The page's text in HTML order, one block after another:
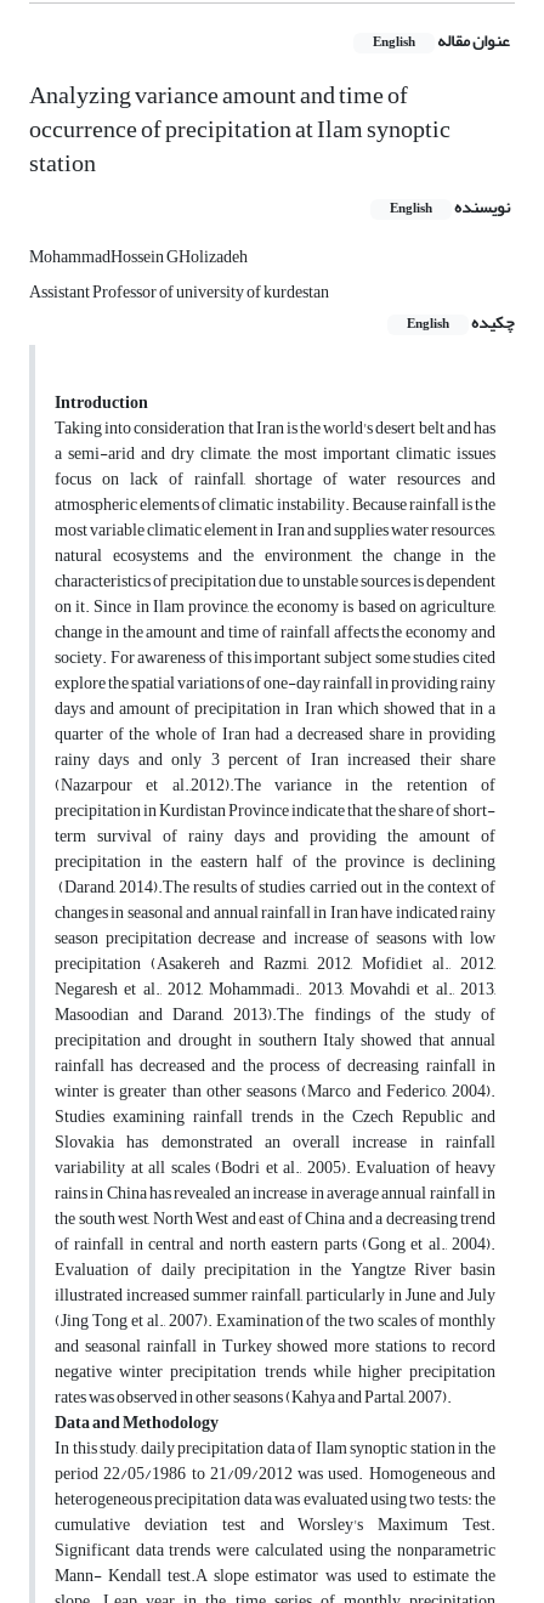
عنوان مقاله English
Analyzing variance amount and time of
occurrence of precipitation at Ilam synoptic
station
نویسنده English
MohammadHossein GHolizadeh
Assistant Professor of university of kurdestan
چکیده
English
Introduction
Taking into consideration that Iran is the world's desert belt and has
a semi-arid and dry climate, the most important climatic issues
focus on lack of rainfall, shortage of water resources and
atmospheric elements of climatic instability. Because rainfall is the
most variable climatic element in Iran and supplies water resources,
natural ecosystems and the environment, the change in the
characteristics of precipitation due to unstable sources is dependent
on it. Since in Ilam province, the economy is based on agriculture,
change in the amount and time of rainfall affects the economy and
society. For awareness of this important subject some studies cited
explore the spatial variations of one-day rainfall in providing rainy
days and amount of precipitation in Iran which showed that in a
quarter of the whole of Iran had a decreased share in providing
rainy days and only 3 percent of Iran increased their share
(Nazarpour et al.,2012).The variance in the retention of
precipitation in Kurdistan Province indicate that the share of short-
term survival of rainy days and providing the amount of
precipitation in the eastern half of the province is declining
(Darand, 2014).The results of studies carried out in the context of
changes in seasonal and annual rainfall in Iran have indicated rainy
season precipitation decrease and increase of seasons with low
precipitation (Asakereh and Razmi, 2012, Mofidi,et al., 2012,
Negaresh et al., 2012, Mohammadi., 2013, Movahdi et al., 2013,
Masoodian and Darand, 2013).The findings of the study of
precipitation and drought in southern Italy showed that annual
rainfall has decreased and the process of decreasing rainfall in
winter is greater than other seasons (Marco and Federico, 2004).
Studies examining rainfall trends in the Czech Republic and
Slovakia has demonstrated an overall increase in rainfall
variability at all scales (Bodri et al., 2005). Evaluation of heavy
rains in China has revealed an increase in average annual rainfall in
the south west, North West and east of China and a decreasing trend
of rainfall in central and north eastern parts (Gong et al., 2004).
Evaluation of daily precipitation in the Yangtze River basin
illustrated increased summer rainfall, particularly in June and July
(Jing Tong et al., 2007). Examination of the two scales of monthly
and seasonal rainfall in Turkey showed more stations to record
negative winter precipitation trends while higher precipitation
rates was observed in other seasons (Kahya and Partal, 2007).
Data and Methodology
In this study, daily precipitation data of Ilam synoptic station in the
period 22/05/1986 to 21/09/2012 was used. Homogeneous and
heterogeneous precipitation data was evaluated using two tests: the
cumulative deviation test and Worsley's Maximum Test.
Significant data trends were calculated using the nonparametric
Mann- Kendall test.A slope estimator was used to estimate the